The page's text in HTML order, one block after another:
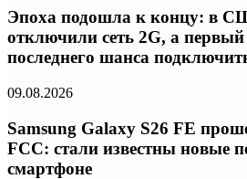
Эпоха подошла к концу: в
отключили сеть 2G, а
последнего шанса
09.08.2026
Samsung Galaxy S26 FE
FCC: стали известны новые
смартфоне